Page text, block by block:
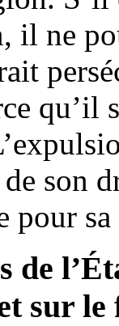
il ne
qu’il
son
pour
de
sur le